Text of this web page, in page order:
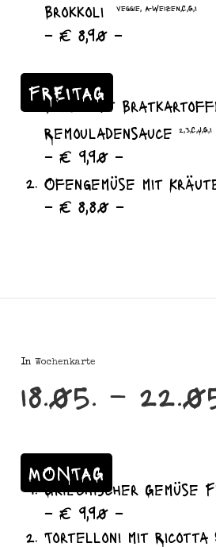
Brokkoli
veggie, A-Weizen,C,G,I
– € 8,90 –
FREITAG
Sülze mit
Remouladensauce
2,3,C,J,G,I
– € 9,90 –
Ofengemüse mit
– € 8,80 –
In Wochenkarte
18.05. –
MONTAG
Griechischer
– € 9,90 –
Tortelloni mit Ricotta